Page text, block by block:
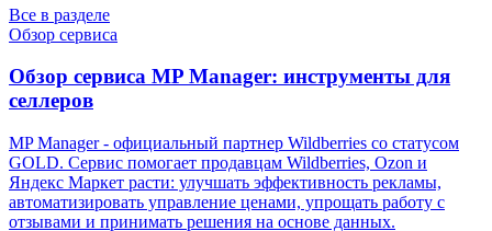
Все в разделе
Обзор сервиса
Обзор сервиса MP Manager: инструменты для
селлеров
MP Manager - официальный партнер Wildberries со статусом
GOLD. Сервис помогает продавцам Wildberries, Ozon и
Яндекс Маркет расти: улучшать эффективность рекламы,
автоматизировать управление ценами, упрощать работу с
отзывами и принимать решения на основе данных.